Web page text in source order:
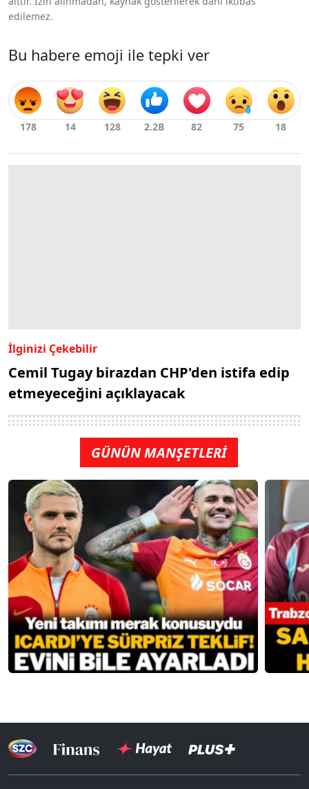
edilemez.
Bu habere emoji ile tepki ver
İlginizi Çekebilir
Cemil Tugay birazdan CHP'den istifa edip
etmeyeceğini açıklayacak
GÜNÜN MANŞETLERİ